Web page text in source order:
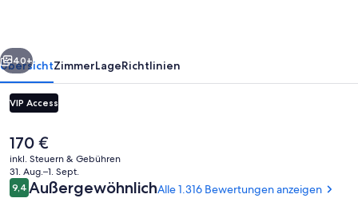
Weiter
40+
ÜbersichtZimmerLageRichtlinien
VIP Access
Der
aktuelle
Preis
beträgt
170 €.
170 €
inkl. Steuern & Gebühren
31. Aug.–1. Sept.
Bewertungen
9,49,4 von 10.
AußergewöhnlichAlle 1.316 Bewertungen anzeigen